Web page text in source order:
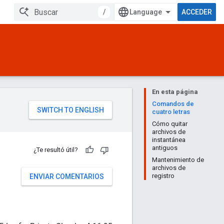
/ ACCEDER
En esta página
Comandos de
cuatro letras
Cómo quitar
archivos de
instantánea
antiguos
Mantenimiento de
archivos de
registro
¿Te resultó útil?
ENVIAR COMENTARIOS